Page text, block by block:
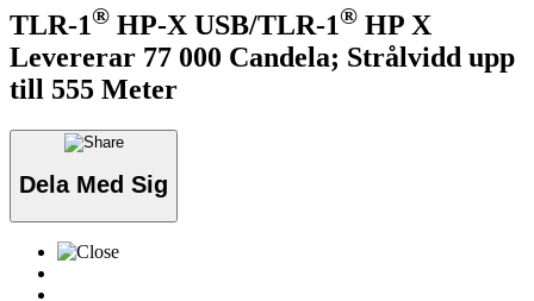
TLR-1® HP-X USB/TLR-1® HP X
Levererar 77 000 Candela; Strålvidd upp
till 555 Meter
Dela Med Sig